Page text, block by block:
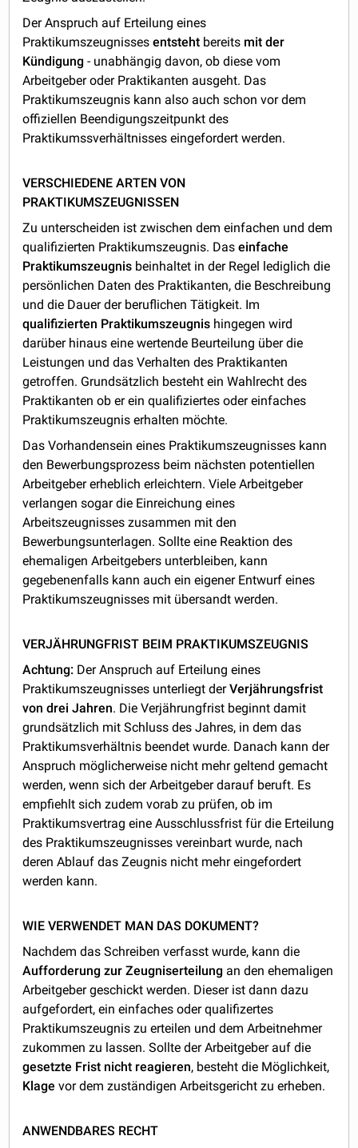
Der Anspruch auf Erteilung eines
Praktikumszeugnissesentsteht bereits mit der
Kündigung - unabhängig davon, ob diese vom
Arbeitgeber oder Praktikanten ausgeht. Das
Praktikumszeugnis kann also auch schon vor dem
offiziellen Beendigungszeitpunkt des
Praktikumssverhältnisses eingefordert werden.
VERSCHIEDENE ARTEN VON
PRAKTIKUMSZEUGNISSEN
Zu unterscheiden ist zwischen dem einfachen und dem
qualifizierten Praktikumszeugnis. Das einfache
Praktikumszeugnis beinhaltet in der Regel lediglich die
persönlichen Daten des Praktikanten, die Beschreibung
und die Dauer der beruflichen Tätigkeit. Im
qualifizierten Praktikumszeugnis hingegen wird
darüber hinaus eine wertende Beurteilung über die
Leistungen und das Verhalten des Praktikanten
getroffen. Grundsätzlich besteht ein Wahlrecht des
Praktikanten ob er ein qualifiziertes oder einfaches
Praktikumszeugnis erhalten möchte.
Das Vorhandensein eines Praktikumszeugnisses kann
den Bewerbungsprozess beim nächsten potentiellen
Arbeitgeber erheblich erleichtern. Viele Arbeitgeber
verlangen sogar die Einreichung eines
Arbeitszeugnisses zusammen mit den
Bewerbungsunterlagen. Sollte eine Reaktion des
ehemaligen Arbeitgebers unterbleiben, kann
gegebenenfalls kann auch ein eigener Entwurf eines
Praktikumszeugnisses mit übersandt werden.
VERJÄHRUNGFRIST BEIM PRAKTIKUMSZEUGNIS
Achtung: Der Anspruch auf Erteilung eines
Praktikumszeugnisses unterliegt derVerjährungsfrist
von drei Jahren. Die Verjährungfrist beginnt damit
grundsätzlich mit Schluss des Jahres, in dem das
Praktikumsverhältnis beendet wurde. Danach kann der
Anspruch möglicherweise nicht mehr geltend gemacht
werden, wenn sich der Arbeitgeber darauf beruft. Es
empfiehlt sich zudem vorab zu prüfen, ob im
Praktikumsvertrag eine Ausschlussfrist für die Erteilung
des Praktikumszeugnisses vereinbart wurde, nach
deren Ablauf das Zeugnis nicht mehr eingefordert
werden kann.
WIE VERWENDET MAN DAS DOKUMENT?
Nachdem das Schreiben verfasst wurde, kann die
Aufforderung zur Zeugniserteilung an den ehemaligen
Arbeitgeber geschickt werden. Dieser ist dann dazu
aufgefordert, ein einfaches oder qualifizertes
Praktikumszeugnis zu erteilen und dem Arbeitnehmer
zukommen zu lassen. Sollte der Arbeitgeber auf die
gesetzte Frist nicht reagieren, besteht die Möglichkeit,
Klage vor dem zuständigen Arbeitsgericht zu erheben.
ANWENDBARES RECHT